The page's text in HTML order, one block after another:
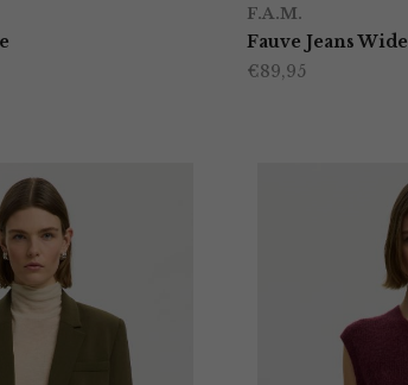
F.A.M.
Fauve Jeans Wide
€89,95